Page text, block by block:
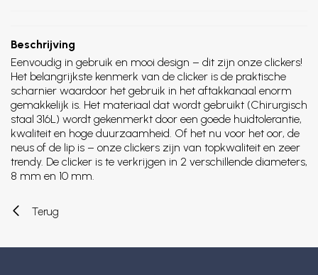
Beschrijving
Eenvoudig in gebruik en mooi design – dit zijn onze clickers!
Het belangrijkste kenmerk van de clicker is de praktische
scharnier waardoor het gebruik in het aftakkanaal enorm
gemakkelijk is. Het materiaal dat wordt gebruikt (Chirurgisch
staal 316L) wordt gekenmerkt door een goede huidtolerantie,
kwaliteit en hoge duurzaamheid. Of het nu voor het oor, de
neus of de lip is – onze clickers zijn van topkwaliteit en zeer
trendy. De clicker is te verkrijgen in 2 verschillende diameters,
8 mm en 10 mm.
Terug